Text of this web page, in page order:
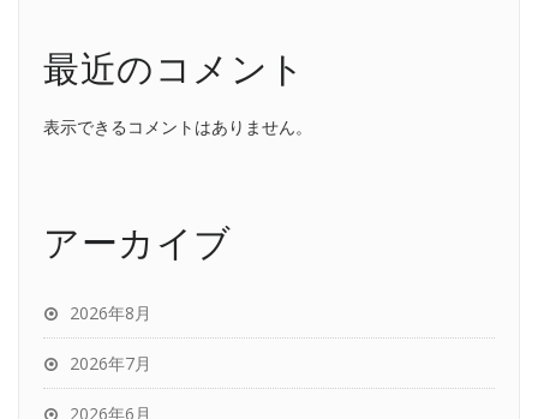
最近のコメント
表示できるコメントはありません。
アーカイブ
2026年8月
2026年7月
2026年6月